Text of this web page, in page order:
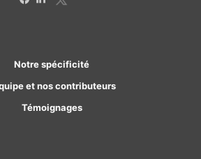
Notre spécificité
et nos contributeurs
Témoignages